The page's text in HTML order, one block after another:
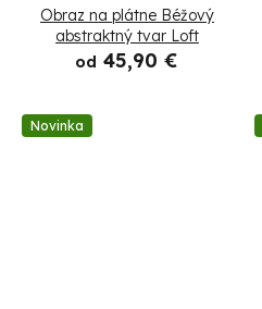
Obraz na plátne Béžový
abstraktný tvar Loft
od 45,90 €
Novinka